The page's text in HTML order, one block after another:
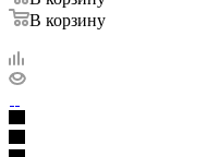
В корзину